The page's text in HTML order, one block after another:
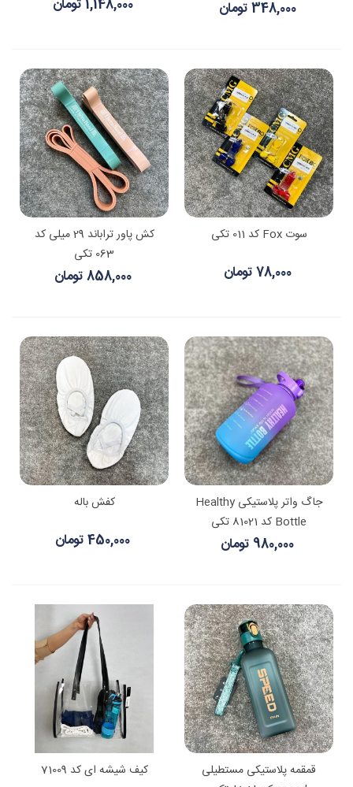
348,000 تومان 1,148,000 تومان
سوت Fox کد 011 تکی
78,000 تومان
کش پاور تراباند 29 میلی کد
063 تکی
858,000 تومان
جاگ واتر پلاستیکی Healthy
Bottle کد 81021 تکی
980,000 تومان
کفش باله
450,000 تومان
قمقمه پلاستیکی مستطیلی
کیف شیشه ای کد 71009